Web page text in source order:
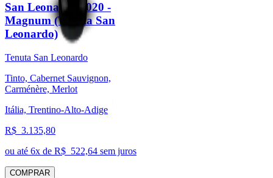
San Leonardo 2020 -
Magnum (Tenuta San
Leonardo)
Tenuta San Leonardo
Tinto, Cabernet Sauvignon,
Carménère, Merlot
Itália, Trentino-Alto-Adige
R$ 3.135,80
ou até 6x de R$ 522,64 sem juros
COMPRAR